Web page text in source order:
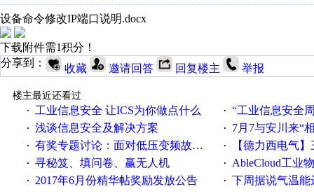
设备命令修改IP端口说明.docx
下载附件需1积分！
分享到：
收藏 邀请回答 回复楼主 举报
楼主最近还看过
·
工业信息安全 让ICS为你做点什么 · “工业信息安全周之我见”
· 浅谈信息安全及解决方案 · 7月7与安川来“
· 有奖专题讨论：面对低压变频故障，老手是这样解决的！ · 【德力西电气】三
· 寻秘笈、填问卷、赢无人机 · AbleCloud工业物联
· 2017年6月份精华帖奖励发放公告 · 下周据说气温能